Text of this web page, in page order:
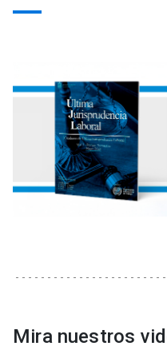
Mira nuestros